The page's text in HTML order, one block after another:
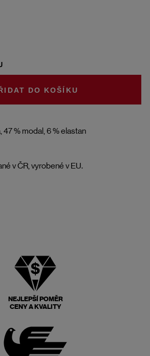
47 % modal, 6 % elastan
v ČR, vyrobené v EU.
DO KOŠÍKU
NEJLEPŠÍ POMĚR
CENY A KVALITY